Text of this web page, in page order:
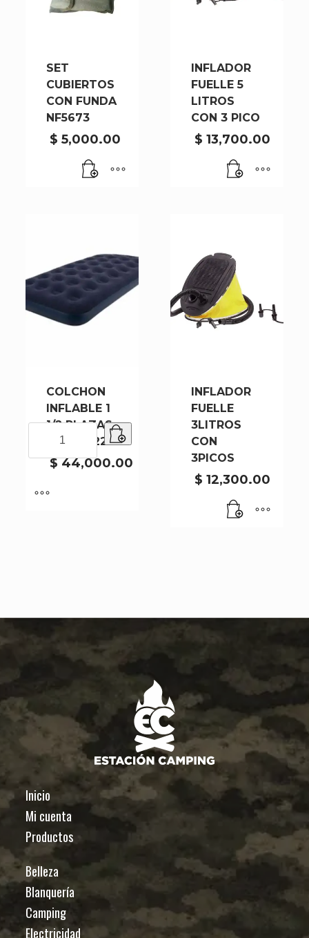
SET
CUBIERTOS
CON FUNDA
NF5673
$ 5,000.00
INFLADOR
FUELLE 5
LITROS
CON 3 PICO
$ 13,700.00
COLCHON
INFLABLE 1
1/2 PLAZAS
191X99X22CM
$44,000.00
INFLABLE
1
PLAZAS
INFLADOR
FUELLE
3LITROS
CON
3PICOS
$ 12,300.00
Inicio
Mi cuenta
Productos
Belleza
Blanquería
Camping
Electricidad